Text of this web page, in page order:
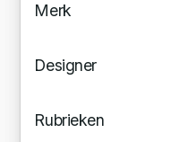
Merk
Designer
Rubrieken